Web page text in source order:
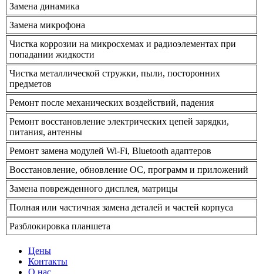
Замена динамика
Замена микрофона
Чистка коррозии на микросхемах и радиоэлементах при
попадании жидкости
Чистка металлической стружки, пыли, посторонних
предметов
Ремонт после механических воздействий, падения
Ремонт восстановление электрических цепей зарядки,
питания, антенны
Ремонт замена модулей Wi-Fi, Bluetooth адаптеров
Восстановление, обновление ОС, программ и приложений
Замена поврежденного дисплея, матрицы
Полная или частичная замена деталей и частей корпуса
Разблокировка планшета
Цены
Контакты
О нас